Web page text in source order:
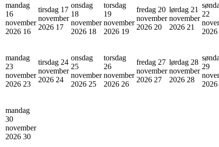
mandag
16
november
2026 16
tirsdag 17
november
2026 17
onsdag
18
november
2026 18
torsdag
19
november
2026 19
fredag 20
november
2026 20
lørdag 21
november
2026 21
22
2026
mandag
23
november
2026 23
tirsdag 24
november
2026 24
onsdag
25
november
2026 25
torsdag
26
november
2026 26
fredag 27
november
2026 27
lørdag 28
november
2026 28
29
2026
mandag
30
november
2026 30